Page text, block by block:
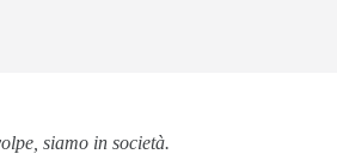
siamo in società.